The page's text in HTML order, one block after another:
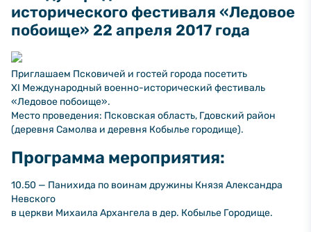
исторического фестиваля «Ледовое
побоище» 22 апреля 2017 года
Приглашаем Псковичей и гостей города посетить
XI Международный военно-исторический фестиваль
«Ледовое побоище».
Место проведения: Псковская область, Гдовский район
(деревня Самолва и деревня Кобылье городище).
Программа мероприятия:
10.50 — Панихида по воинам дружины Князя Александра
Невского
в церкви Михаила Архангела в дер. Кобылье Городище.